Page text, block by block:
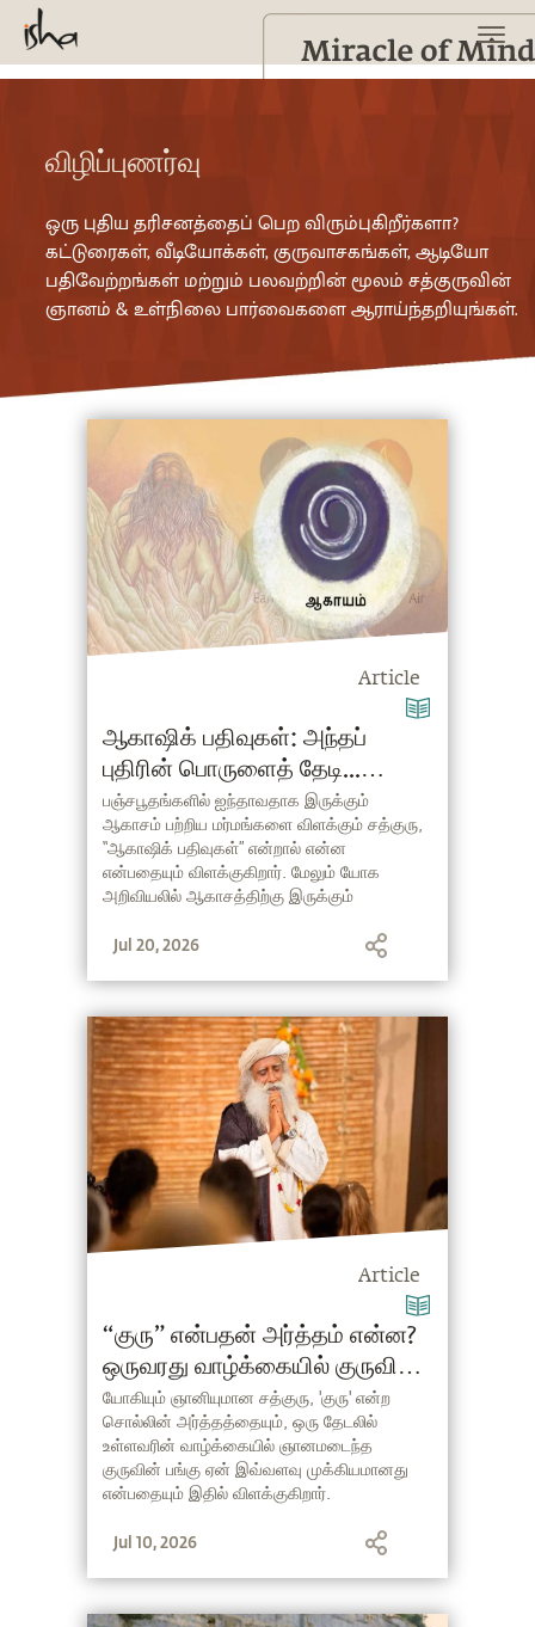
விழிப்புணர்வு
ஒரு புதிய தரிசனத்தைப் பெற விரும்புகிறீர்களா?
கட்டுரைகள், வீடியோக்கள், குருவாசகங்கள், ஆடியோ
பதிவேற்றங்கள் மற்றும் பலவற்றின் மூலம் சத்குருவின்
ஞானம் & உள்நிலை பார்வைகளை ஆராய்ந்தறியுங்கள்.
Article
ஆகாஷிக் பதிவுகள்: அந்தப்
புதிரின் பொருளைத் தேடி...
(Akashic Records in Tamil)
பஞ்சபூதங்களில் ஐந்தாவதாக இருக்கும்
ஆகாசம் பற்றிய மர்மங்களை விளக்கும் சத்குரு,
“ஆகாஷிக் பதிவுகள்” என்றால் என்ன
என்பதையும் விளக்குகிறார். மேலும் யோக
அறிவியலில் ஆகாசத்திற்கு இருக்கும்
மனதுடன் தொடர்புகொள்ள ஒரு எளிய
Jul 20, 2026
Article
“குரு” என்பதன் அர்த்தம் என்ன?
ஒருவரது வாழ்க்கையில் குருவின்
பங்கு என்ன?
யோகியும் ஞானியுமான சத்குரு, 'குரு' என்ற
சொல்லின் அர்த்தத்தையும், ஒரு தேடலில்
உள்ளவரின் வாழ்க்கையில் ஞானமடைந்த
குருவின் பங்கு ஏன் இவ்வளவு முக்கியமானது
என்பதையும் இதில் விளக்குகிறார்.
Jul 10, 2026